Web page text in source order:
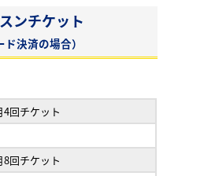
ンチケット
ド決済の場合）
4回チケット
8回チケット